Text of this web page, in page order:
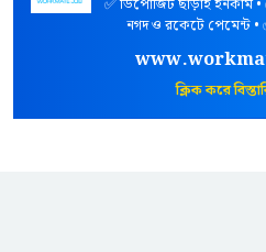
নগদ ও রকেটে পেমেন্ট •
ক্লিক করে